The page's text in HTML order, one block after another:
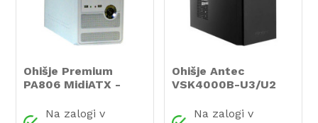
Ohišje Premium
PA806 MidiATX -
Na zalogi v
Ohišje Antec
VSK4000B-U3/U2
Na zalogi v